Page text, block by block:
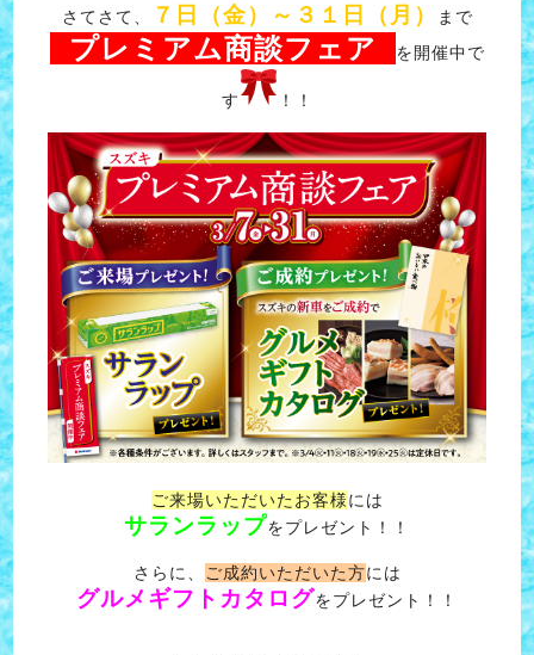
さてさて、 ７日（金）～３１日（月） まで
プレミアム商談フェア を開催中で
す ！！
ご来場いただいたお客様には
サランラップをプレゼント！！
さらに、 ご成約いただいた方には
グルメギフトカタログをプレゼント！！